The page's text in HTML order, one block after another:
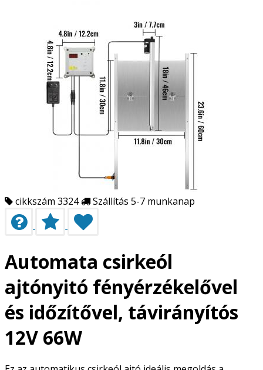
cikkszám 3324 Szállítás 5-7 munkanap
Automata csirkeól
ajtónyitó fényérzékelővel
és időzítővel, távirányítós
12V 66W